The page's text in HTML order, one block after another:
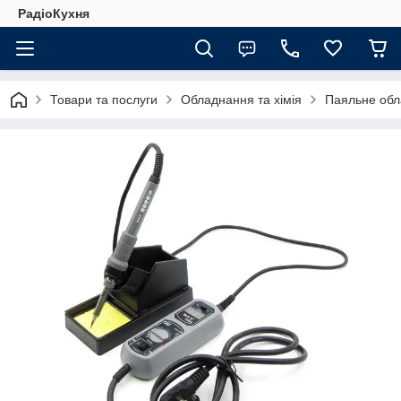
РадіоКухня
Товари та послуги Обладнання та хімія Паяльне